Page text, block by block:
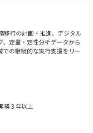
ザインの制作経験
ツール
移行の計画・推進、デジタル
定量・定性分析データから
の継続的な実行支援をリー
務３年以上